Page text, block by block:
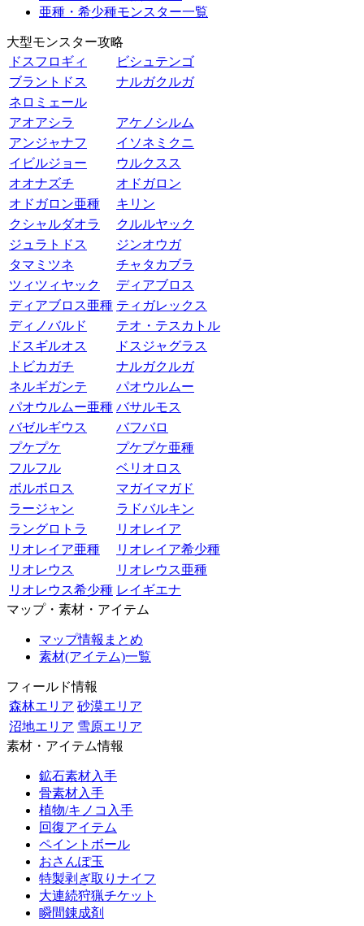
亜種・希少種モンスター一覧
大型モンスター攻略
ドスフロギィ
ビシュテンゴ
ブラントドス
ナルガクルガ
ネロミェール
アオアシラ
アケノシルム
アンジャナフ
イソネミクニ
イビルジョー
ウルクスス
オオナズチ
オドガロン
オドガロン亜種
キリン
クシャルダオラ
クルルヤック
ジュラトドス
ジンオウガ
タマミツネ
チャタカブラ
ツィツィヤック
ディアブロス
ディアブロス亜種 ティガレックス
ディノバルド
テオ・テスカトル
ドスギルオス
ドスジャグラス
トビカガチ
ナルガクルガ
ネルギガンテ
パオウルムー
パオウルムー亜種 バサルモス
バゼルギウス
バフバロ
プケプケ
プケプケ亜種
フルフル
ベリオロス
ボルボロス
マガイマガド
ラージャン
ラドバルキン
ラングロトラ
リオレイア
リオレイア亜種
リオレイア希少種
リオレウス
リオレウス亜種
リオレウス希少種 レイギエナ
マップ・素材・アイテム
マップ情報まとめ
素材(アイテム)一覧
フィールド情報
森林エリア 砂漠エリア
沼地エリア 雪原エリア
素材・アイテム情報
鉱石素材入手
骨素材入手
植物/キノコ入手
回復アイテム
ペイントボール
おさんぽ玉
特製剥ぎ取りナイフ
大連続狩猟チケット
瞬間錬成剤